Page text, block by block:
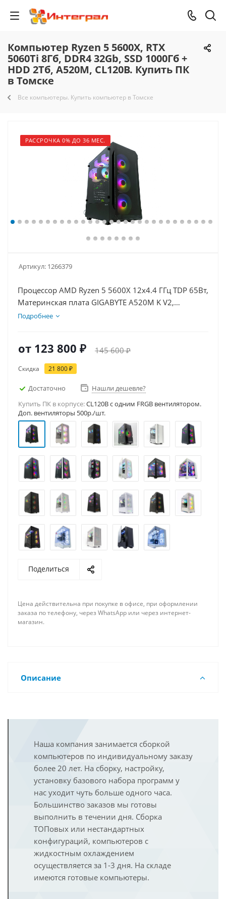
Компьютер Ryzen 5 5600X, RTX
5060Ti 8Гб, DDR4 32Gb, SSD 1000Гб +
HDD 2Тб, A520M, CL120B. Купить ПК
в Томске
Все компьютеры. Купить компьютер в Томске
РАССРОЧКА 0% ДО 36 МЕС.
Артикул: 1266379
Процессор AMD Ryzen 5 5600X 12x4.4 ГГц TDP 65Вт,
Материнская плата GIGABYTE A520M K V2,
Видеокарта RTX 5060Ti 8Гб, Память DDR4 32Gb,
Подробнее
от 123 800 ₽ 145 600 ₽
Скидка 21 800 ₽
Достаточно
Нашли дешевле?
Купить ПК в корпусе:CL120B c одним FRGB вентилятором.
Доп. вентиляторы 500р./шт.
Поделиться
Цена действительна при покупке в офисе, при оформлении
заказа по телефону, через WhatsApp или через интернет-
магазин.
Описание
Наша компания занимается сборкой
компьютеров по индивидуальному заказу
более 20 лет. На сборку, настройку,
установку базового набора программ у
нас уходит чуть больше одного часа.
Большинство заказов мы готовы
выполнить в течении дня. Сборка
ТОПовых или нестандартных
конфигураций, компьютеров с
жидкостным охлаждением
осуществляется за 1-3 дня. На складе
имеются готовые компьютеры.